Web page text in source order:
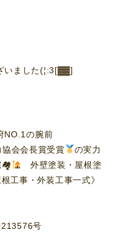
いました(¦:3[▓▓]
NO.1の腕前
会会長賞受賞
の実力
🏘
外壁塗装・屋根塗
工事・外装工事一式》
号